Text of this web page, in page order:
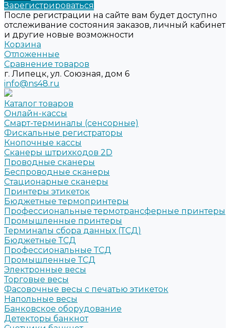
Зарегистрироваться
После регистрации на сайте вам будет доступно
отслеживание состояния заказов, личный кабинет
и другие новые возможности
Корзина
Отложенные
Сравнение товаров
г. Липецк, ул. Союзная, дом 6
info@ns48.ru
Каталог товаров
Онлайн-кассы
Смарт-терминалы (сенсорные)
Фискальные регистраторы
Кнопочные кассы
Сканеры штрихкодов 2D
Проводные сканеры
Беспроводные сканеры
Стационарные сканеры
Принтеры этикеток
Бюджетные термопринтеры
Профессиональные термотрансферные принтеры
Промышленные принтеры
Терминалы сбора данных (ТСД)
Бюджетные ТСД
Профессиональные ТСД
Промышленные ТСД
Электронные весы
Торговые весы
Фасовочные весы с печатью этикеток
Напольные весы
Банковское оборудование
Детекторы банкнот